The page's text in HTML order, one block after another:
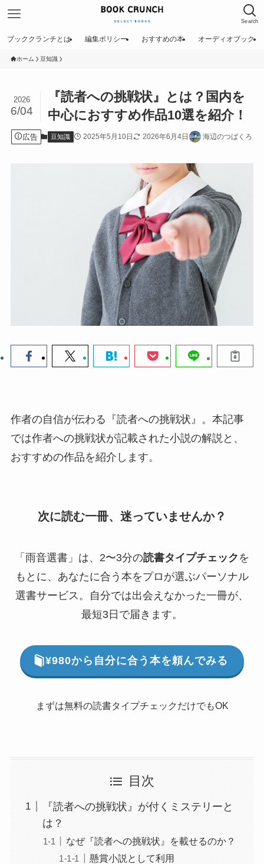
Search
ブッククランチとは 編集ポリシー おすすめの本 オーディオブック
ホーム 豆知識
『読者への挑戦状』とは？国内を
中心におすすめ作品10選を紹介！
2026
6/04
広告 豆知識 2025年5月10日 2026年6月4日 海辺のつばくろ
作者の自信が伝わる『読者への挑戦状』。本記事
では作者への挑戦状が記載された小説の解説と、
おすすめの作品を紹介します。
次に読む一冊、迷っていませんか？
「雨音選書」は、2〜3分の読書タイプチェック を
もとに、あなたに合う本をプロが選ぶパーソナル
選書サービス。自分では出会えなかった一冊が、
最短3日で届きます。
¥980から自分に合う本を頼んでみる
まずは無料の読書タイプチェックだけでもOK
目次
『読者への挑戦状』が付くミステリーと
は？
なぜ『読者への挑戦状』を載せるのか？
懸賞小説として利用